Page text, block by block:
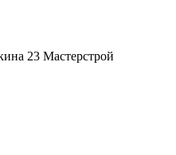
23 Мастерстрой